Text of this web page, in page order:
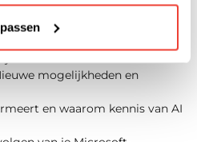
Beheer in de IT-Wereld
en efficiëntie met Microsoft
mogelijkheden en
en waarom kennis van AI